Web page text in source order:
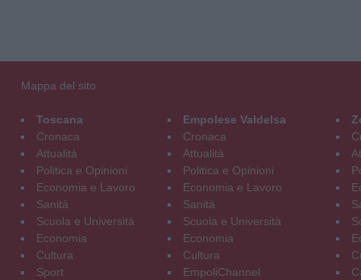
Mappa del sito
Toscana
Cronaca
Attualità
Politica e Opinioni
Economia e Lavoro
Sanità
Scuola e Università
Economia
Cultura
Sport
Empolese Valdelsa
Cronaca
Attualità
Politica e Opinioni
Economia e Lavoro
Sanità
Scuola e Università
Economia
Cultura
EmpoliChannel